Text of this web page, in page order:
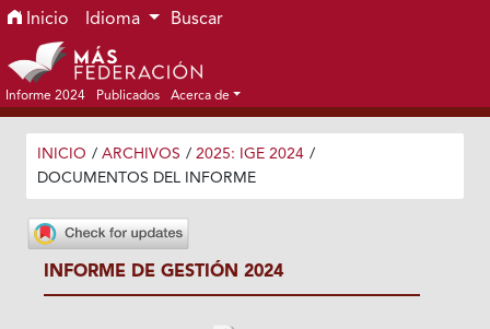
Ir al menú de navegación principal
Ir al contenido principal
Ir al pie de página del sitio
Inicio Idioma Buscar
Informe 2024 Publicados Acerca de
INICIO / ARCHIVOS / 2025: IGE 2024 /
DOCUMENTOS DEL INFORME
INFORME DE GESTIÓN 2024